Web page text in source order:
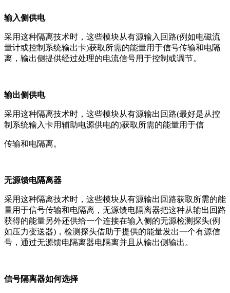
输入侧供电
采用这种隔离技术时，这些模块从有源输入回路(例如电磁流
量计或控制系统输出卡)获取所需的能量用于信号传输和电隔
离，输出侧提供经过处理的电流信号用于控制或调节。
输出侧供电
采用这种隔离技术时，这些模块从有源输出回路(最好是从控
制系统输入卡用辅助电源供电的)获取所需的能量用于信
传输和电隔离。
无源馈电隔离器
采用这种隔离技术时，这些模块从有源输出回路获取所需的能
量用于信号传输和电隔离，无源馈电隔离器把这种从输出回路
获得的能量另外还供给一个连接在输入侧的无源检测探头(例
如压力变送器)，检测探头借助于提供的能量发出一个有源信
号，通过无源馈电隔离器电隔离并且从输出侧输出。
信号隔离器如何选择